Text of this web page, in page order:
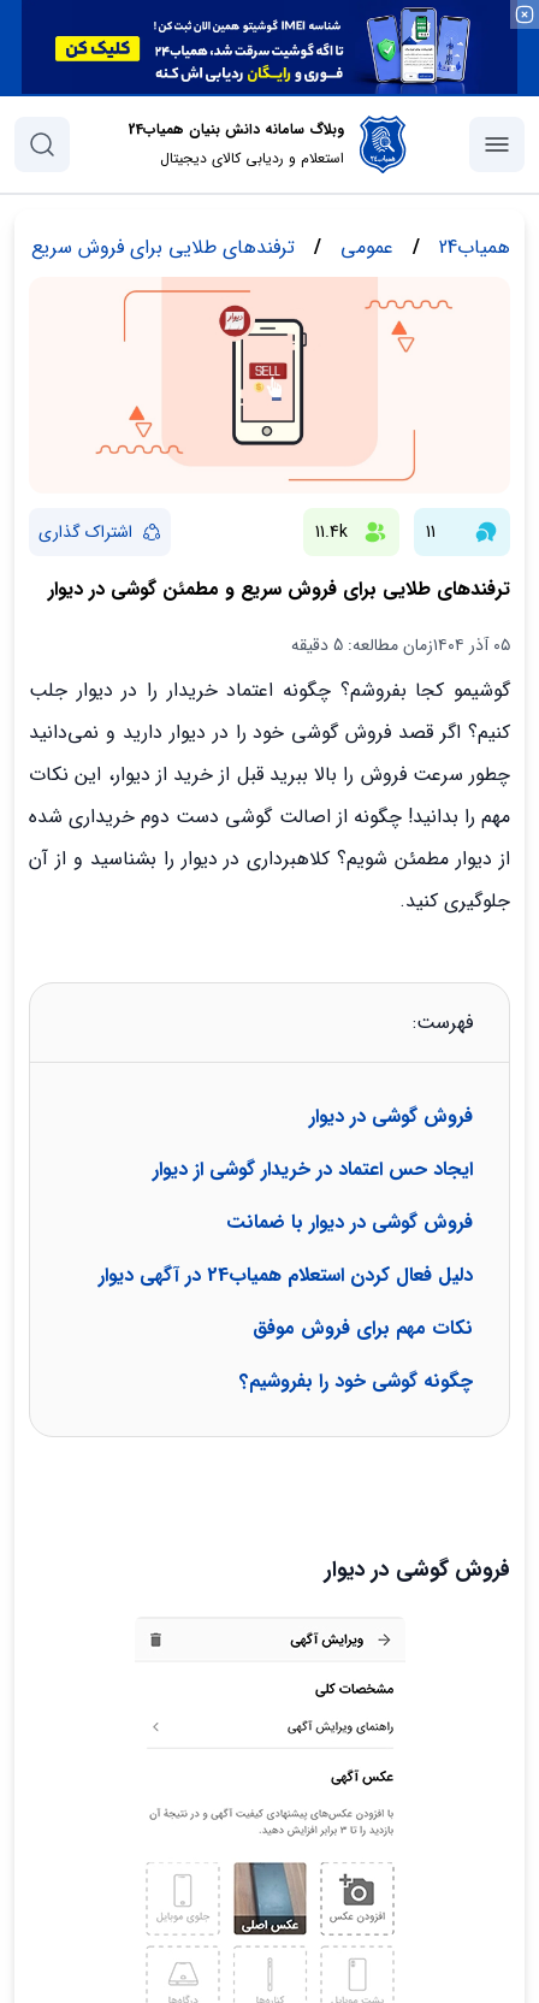
وبلاگ سامانه دانش بنیان همیاب24
استعلام و ردیابی کالای دیجیتال
همیاب24 / عمومی / ترفندهای طلایی برای فروش سریع و
11
11.4k اشتراک گذاری
ترفندهای طلایی برای فروش سریع و مطمئن گوشی در دیوار
۰۵ آذر ۱۴۰۴ زمان مطالعه: 5 دقیقه
گوشیمو کجا بفروشم؟ چگونه اعتماد خریدار را در دیوار جلب
کنیم؟ اگر قصد فروش گوشی خود را در دیوار دارید و نمی‌دانید
چطور سرعت فروش را بالا ببرید قبل از خرید از دیوار، این نکات
مهم را بدانید! چگونه از اصالت گوشی دست دوم خریداری شده
از دیوار مطمئن شویم؟ کلاهبرداری در دیوار را بشناسید و از آن
جلوگیری کنید.
فهرست:
فروش گوشی در دیوار
ایجاد حس اعتماد در خریدار گوشی از دیوار
فروش گوشی در دیوار با ضمانت
دلیل فعال کردن استعلام همیاب24 در آگهی دیوار
نکات مهم برای فروش موفق
چگونه گوشی خود را بفروشیم؟
فروش گوشی در دیوار